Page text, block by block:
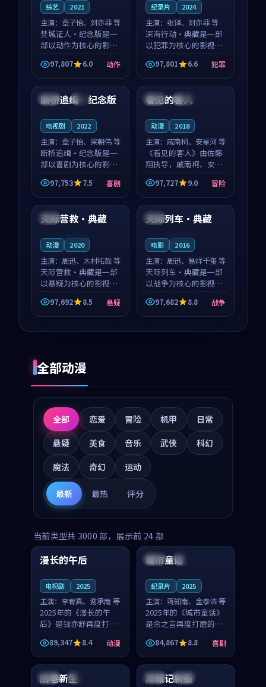
综艺 2021
主演： 章子怡、刘亦菲 等
焚城证人·纪念版是一
部以动作为核心的影视
作品，围绕危机、反转
与人物成长展开，整体
节奏紧凑，值得推荐观
看。
97,807 6.0 动作
纪录片 2024
主演： 张译、刘亦菲 等
深海行动·典藏是一部
以犯罪为核心的影视作
品，围绕危机、反转与
人物成长展开，整体节
奏紧凑，值得推荐观
看。
97,801 6.6 犯罪
韩国 4K
断桥追缉·纪念版
电视剧 2022
主演： 章子怡、梁朝伟 等
断桥追缉·纪念版是一
部以喜剧为核心的影视
作品，围绕危机、反转
与人物成长展开，整体
节奏紧凑，值得推荐观
97,753 7.5 喜剧
泰国 完结
看见的客人
动漫 2018
主演： 戚南柯、安星河 等
《看见的客人》由佐藤
翔执导，戚南柯、安星
河领衔主演，是一部
2018年上映的泰国冒险
动漫。影片以海岸抒情
遇到告别都浸着真实情
97,727 9.0 冒险
中国
天际营救·典藏
动漫 2020
主演： 周迅、木村拓哉 等
天际营救·典藏是一部
以悬疑为核心的影视作
品，围绕危机、反转与
人物成长展开，整体节
奏紧凑，值得推荐观
97,692 8.5 悬疑
法国
天际列车·典藏
电影 2016
主演： 周迅、易烊千玺 等
天际列车·典藏是一部
以战争为核心的影视作
品，围绕危机、反转与
人物成长展开，整体节
奏紧凑，值得推荐观
97,682 8.8 战争
全部动漫
全部 恋爱 冒险 机甲
日常
悬疑
美食 音乐 武侠
科幻
魔法
奇幻 运动
最新 最热 评分
当前类型共 3000 部，展示前 24 部
中国 高分
99:16
漫长的午后
电视剧 2025
主演： 李宥真、谢承南 等
2025年的《漫长的午
后》是钱亦舒再度打磨
的动漫佳作。中国大陆
的取景与海岛日常的氛
围相互成就，李宥真与
谢承南的对手戏自然克
制，让整部影片在悬念
89,347 8.4 动漫
美国 院线
城市童话
纪录片 2025
主演： 蒋知南、金泰浩 等
2025年的《城市童话》
是余之言再度打磨的喜
剧佳作。美国的取景与
历史战争的氛围相互成
就，蒋知南与金泰浩的
对手戏自然克制，让整
部影片在悬念与温度
84,867 8.8 喜剧
英国 完结
旧巷新生 中国 独播
双城记新版